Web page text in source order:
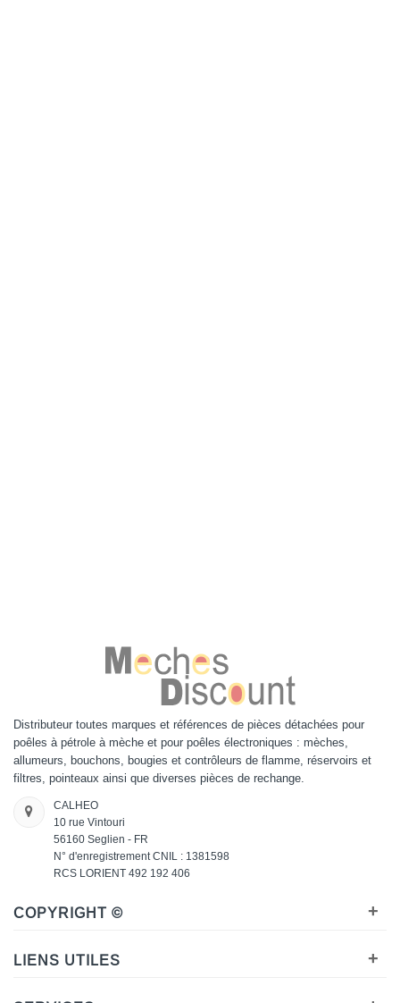
Distributeur toutes marques et références de pièces détachées pour
poêles à pétrole à mèche et pour poêles électroniques : mèches,
allumeurs, bouchons, bougies et contrôleurs de flamme, réservoirs et
filtres, pointeaux ainsi que diverses pièces de rechange.
CALHEO
10 rue Vintouri
56160 Seglien - FR
N° d'enregistrement CNIL : 1381598
RCS LORIENT 492 192 406
COPYRIGHT © +
LIENS UTILES +